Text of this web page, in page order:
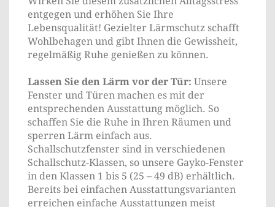
entgegen und erhöhen Sie Ihre
Lebensqualität! Gezielter Lärmschutz schafft
Wohlbehagen und gibt Ihnen die Gewissheit,
regelmäßig Ruhe genießen zu können.
Lassen Sie den Lärm vor der Tür: Unsere
Fenster und Türen machen es mit der
entsprechenden Ausstattung möglich. So
schaffen Sie die Ruhe in Ihren Räumen und
sperren Lärm einfach aus.
Schallschutzfenster sind in verschiedenen
Schallschutz-Klassen, so unsere Gayko-Fenster
in den Klassen 1 bis 5 (25 – 49 dB) erhältlich.
Bereits bei einfachen Ausstattungsvarianten
erreichen einfache Ausstattungen meist